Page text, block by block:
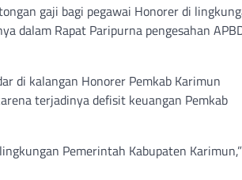
gaji bagi pegawai Honorer di
dalam Rapat Paripurna pengesahan
di kalangan Honorer Pemkab Karimun
terjadinya defisit keuangan Pemkab
Pemerintah Kabupaten